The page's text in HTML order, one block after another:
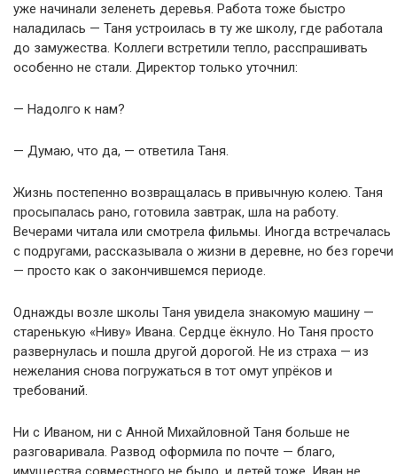
уже начинали зеленеть деревья. Работа тоже быстро
наладилась — Таня устроилась в ту же школу, где работала
до замужества. Коллеги встретили тепло, расспрашивать
особенно не стали. Директор только уточнил:
— Надолго к нам?
— Думаю, что да, — ответила Таня.
Жизнь постепенно возвращалась в привычную колею. Таня
просыпалась рано, готовила завтрак, шла на работу.
Вечерами читала или смотрела фильмы. Иногда встречалась
с подругами, рассказывала о жизни в деревне, но без горечи
— просто как о закончившемся периоде.
Однажды возле школы Таня увидела знакомую машину —
старенькую «Ниву» Ивана. Сердце ёкнуло. Но Таня просто
развернулась и пошла другой дорогой. Не из страха — из
нежелания снова погружаться в тот омут упрёков и
требований.
Ни с Иваном, ни с Анной Михайловной Таня больше не
разговаривала. Развод оформила по почте — благо,